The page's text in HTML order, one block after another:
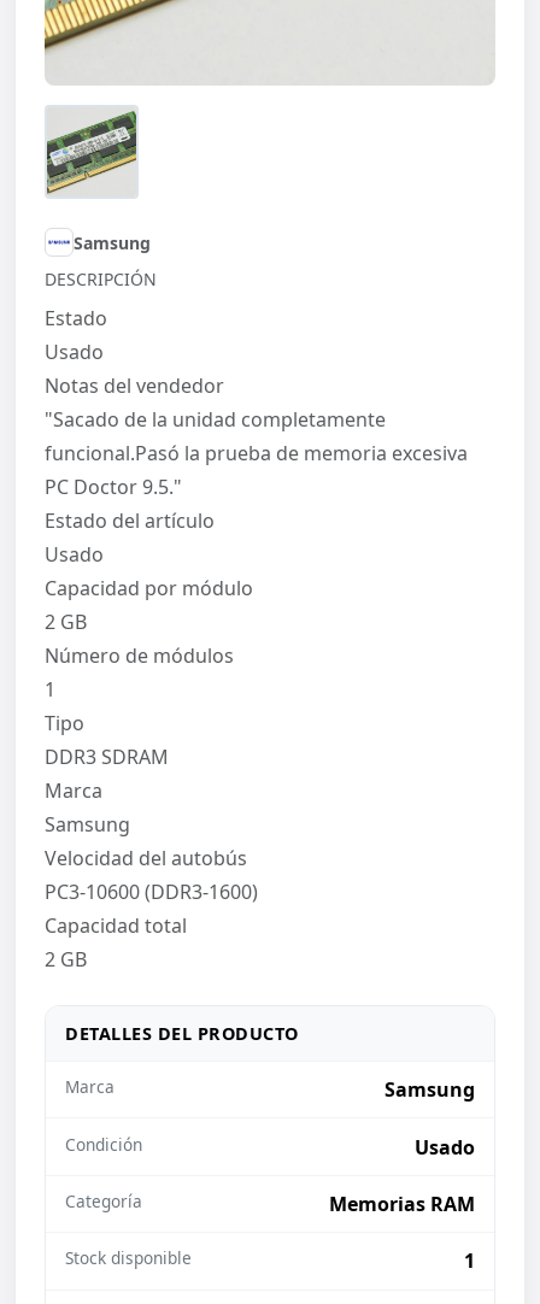
Samsung
DESCRIPCIÓN
Estado
Usado
Notas del vendedor
"Sacado de la unidad completamente
funcional.Pasó la prueba de memoria excesiva
PC Doctor 9.5."
Estado del artículo
Usado
Capacidad por módulo
2 GB
Número de módulos
1
Tipo
DDR3 SDRAM
Marca
Samsung
Velocidad del autobús
PC3-10600 (DDR3-1600)
Capacidad total
2 GB
DETALLES DEL PRODUCTO
Marca Samsung
Condición Usado
Categoría Memorias RAM
Stock disponible 1